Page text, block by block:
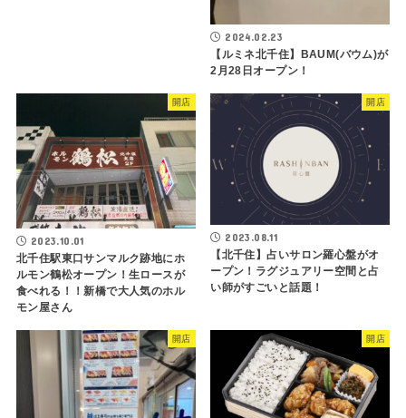
2024.02.23
【ルミネ北千住】BAUM(バウム)が
2月28日オープン！
開店
2023.10.01
北千住駅東口サンマルク跡地にホ
ルモン鶴松オープン！生ロースが
食べれる！！新橋で大人気のホル
モン屋さん
開店
2023.08.11
【北千住】占いサロン羅心盤がオ
ープン！ラグジュアリー空間と占
い師がすごいと話題！
開店 開店